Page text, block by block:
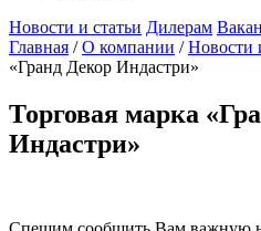
Новости и статьи Дилерам
Главная /О компании /Новости
«Гранд Декор Индастри»
Торговая марка
Индастри»